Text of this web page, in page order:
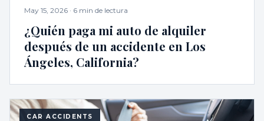
May 15, 2026 · 6 min de lectura
¿Quién paga mi auto de alquiler
después de un accidente en Los
Ángeles, California?
CAR ACCIDENTS